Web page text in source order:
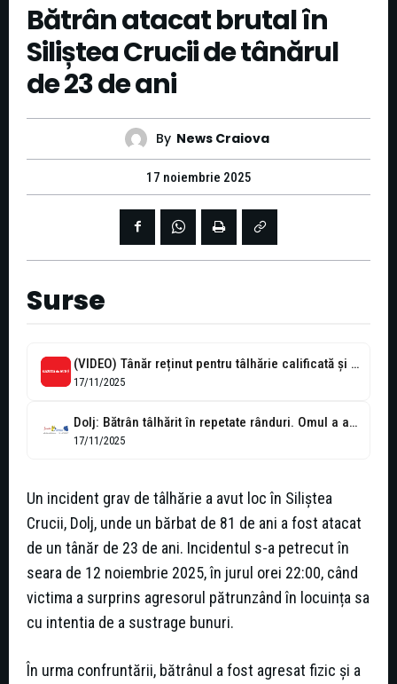
Bătrân atacat brutal în
Siliștea Crucii de tânărul
de 23 de ani
By News Craiova
17 noiembrie 2025
Surse
(VIDEO) Tânăr reținut pentru tâlhărie calificată și furt în Siliștea Crucii
17/11/2025
Dolj: Bătrân tâlhărit în repetate rânduri. Omul a ajuns la spital
17/11/2025
Un incident grav de tâlhărie a avut loc în Siliștea
Crucii, Dolj, unde un bărbat de 81 de ani a fost atacat
de un tânăr de 23 de ani. Incidentul s-a petrecut în
seara de 12 noiembrie 2025, în jurul orei 22:00, când
victima a surprins agresorul pătrunzând în locuința sa
cu intentia de a sustrage bunuri.
În urma confruntării, bătrânul a fost agresat fizic și a